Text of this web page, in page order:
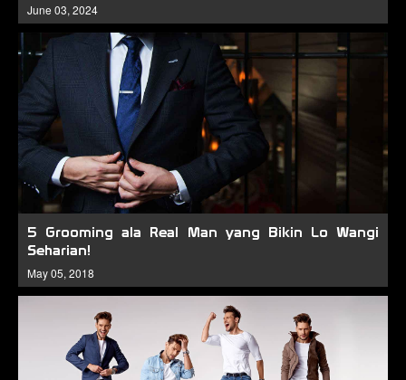
June 03, 2024
5 Grooming ala Real Man yang Bikin Lo Wangi
Seharian!
May 05, 2018